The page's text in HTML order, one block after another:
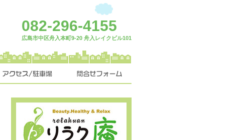
082-296-4155
広島市中区舟入本町9-20 舟入レイクビル101